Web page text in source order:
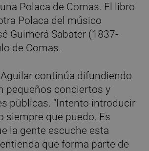
Polaca de Comas. El libro
Polaca del músico
Guimerá Sabater (1837-
de Comas.
continúa difundiendo
pequeños conciertos y
públicas. "Intento introducir
siempre que puedo. Es
la gente escuche esta
que forma parte de